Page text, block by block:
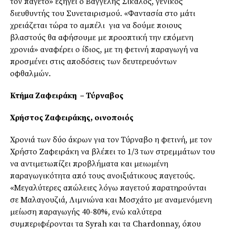
διευθυντής του Συνεταιρισμού. «Φαντασία στο μάτι
χρειάζεται τώρα το αμπέλι για να δούμε ποιους
βλαστούς θα αφήσουμε με προοπτική την επόμενη
χρονιά» αναφέρει ο ίδιος, με τη φετινή παραγωγή να
προσμένει στις αποδόσεις των δευτερευόντων
οφθαλμών.
Κτήμα Ζαφειράκη – Τύρναβος
Χρήστος Ζαφειράκης, οινοποιός
Χρονιά των δύο άκρων για τον Τύρναβο η φετινή, με τον
Χρήστο Ζαφειράκη να βλέπει το 1/3 των στρεμμάτων του
να αντιμετωπίζει προβλήματα και μειωμένη
παραγωγικότητα από τους ανοιξιάτικους παγετούς.
«Μεγαλύτερες απώλειες λόγω παγετού παρατηρούνται
σε Μαλαγουζιά, Λιμνιώνα και Μοσχάτο με αναμενόμενη
μείωση παραγωγής 40-80%, ενώ καλύτερα
συμπεριφέρονται τα Syrah και τα Chardonnay, όπου